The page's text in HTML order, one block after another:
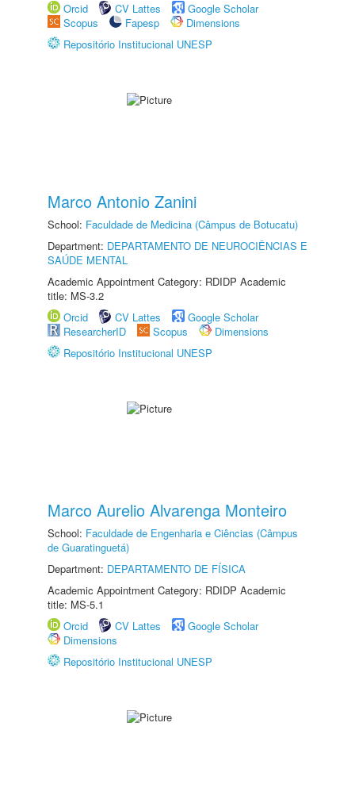
Orcid
CV Lattes
Google Scholar
Scopus
Fapesp
Dimensions
Repositório Institucional UNESP
Marco Antonio Zanini
School: Faculdade de Medicina (Câmpus de Botucatu)
Department: DEPARTAMENTO DE NEUROCIÊNCIAS E
SAÚDE MENTAL
Academic Appointment Category: RDIDP Academic
title: MS-3.2
Orcid
CV Lattes
Google Scholar
ResearcherID
Scopus
Dimensions
Repositório Institucional UNESP
Marco Aurelio Alvarenga Monteiro
School: Faculdade de Engenharia e Ciências (Câmpus
de Guaratinguetá)
Department: DEPARTAMENTO DE FÍSICA
Academic Appointment Category: RDIDP Academic
title: MS-5.1
Orcid
CV Lattes
Google Scholar
Dimensions
Repositório Institucional UNESP